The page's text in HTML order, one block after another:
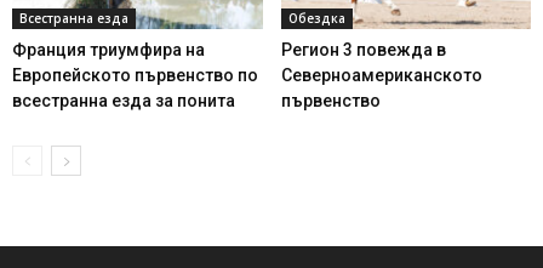
Всестранна езда
Франция триумфира на
Европейското първенство по
всестранна езда за понита
Обездка
Регион 3 повежда в
Северноамериканското
първенство